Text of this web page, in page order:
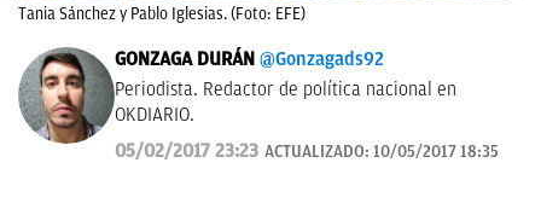
Tania Sánchez y Pablo Iglesias. (Foto: EFE)
GONZAGA DURÁN @Gonzagads92
Periodista. Redactor de política nacional en
OKDIARIO.
05/02/2017 23:23 ACTUALIZADO: 10/05/2017 18:35